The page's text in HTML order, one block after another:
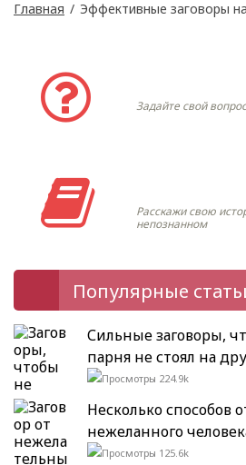
Главная / Эффективные заговоры
Задайте свой
Расскажи свою
непознанном
Популярные
Сильные заговоры,
парня не стоял на
224.9k
Несколько способов
нежеланного
125.6k